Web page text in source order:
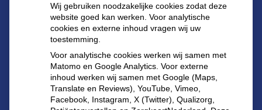
Tel: 030 695 57 22
declomp@apothekenzeist.nl
Buiten de openingstijden kunt u terecht bij de
dienstapotheek te Utrecht:
Burgemeester Fockema Andrealaan 60 3532 KT
Wij gebruiken noodzakelijke cookies zodat deze
website goed kan werken. Voor analytische
cookies en externe inhoud vragen wij uw
toestemming.
Voor analytische cookies werken wij samen met
Matomo en Google Analytics. Voor externe
inhoud werken wij samen met Google (Maps,
Translate en Reviews), YouTube, Vimeo,
Facebook, Instagram, X (Twitter), Qualizorg,